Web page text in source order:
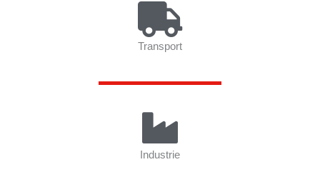
Transport
Industrie